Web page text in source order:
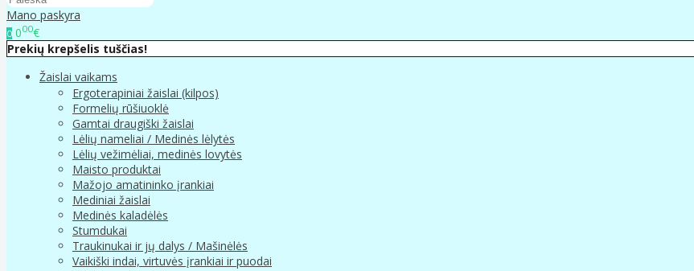
Mano paskyra
0 000€
Prekių krepšelis tuščias!
Žaislai vaikams
Ergoterapiniai žaislai (kilpos)
Formelių rūšiuoklė
Gamtai draugiški žaislai
Lėlių nameliai / Medinės lėlytės
Lėlių vežimėliai, medinės lovytės
Maisto produktai
Mažojo amatininko įrankiai
Mediniai žaislai
Medinės kaladėlės
Stumdukai
Traukinukai ir jų dalys / Mašinėlės
Vaikiški indai, virtuvės įrankiai ir puodai